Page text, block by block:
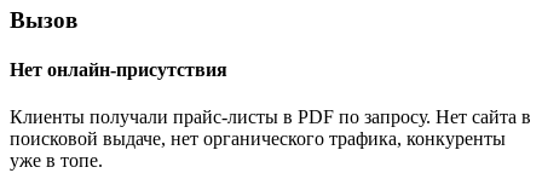
Вызов
Нет онлайн-присутствия
Клиенты получали прайс-листы в PDF по запросу. Нет сайта в
поисковой выдаче, нет органического трафика, конкуренты
уже в топе.